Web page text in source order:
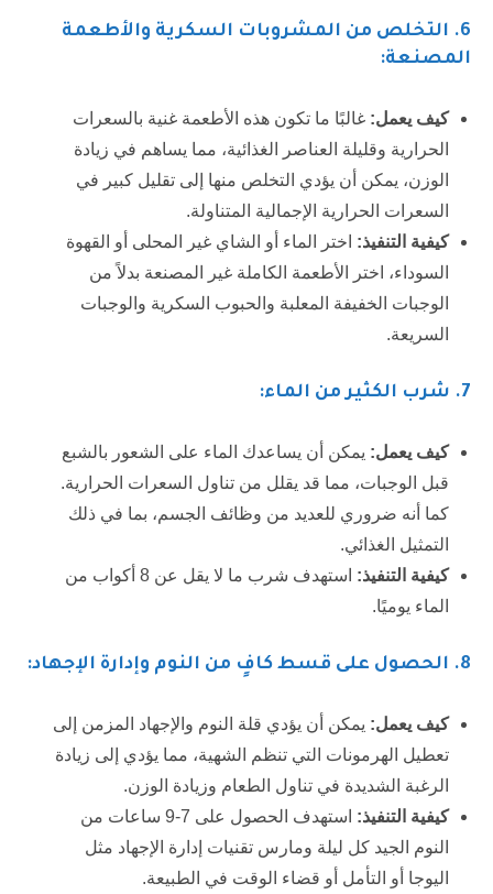
6. التخلص من المشروبات السكرية والأطعمة
المصنعة:
كيف يعمل: غالبًا ما تكون هذه الأطعمة غنية بالسعرات
الحرارية وقليلة العناصر الغذائية، مما يساهم في زيادة
الوزن، يمكن أن يؤدي التخلص منها إلى تقليل كبير في
السعرات الحرارية الإجمالية المتناولة.
كيفية التنفيذ: اختر الماء أو الشاي غير المحلى أو القهوة
السوداء، اختر الأطعمة الكاملة غير المصنعة بدلاً من
الوجبات الخفيفة المعلبة والحبوب السكرية والوجبات
السريعة.
7. شرب الكثير من الماء:
كيف يعمل: يمكن أن يساعدك الماء على الشعور بالشبع
قبل الوجبات، مما قد يقلل من تناول السعرات الحرارية.
كما أنه ضروري للعديد من وظائف الجسم، بما في ذلك
التمثيل الغذائي.
كيفية التنفيذ:
استهدف شرب ما لا يقل عن 8 أكواب من
الماء يوميًا.
8. الحصول على قسط كافٍ من النوم وإدارة الإجهاد:
كيف يعمل: يمكن أن يؤدي قلة النوم والإجهاد المزمن إلى
تعطيل الهرمونات التي تنظم الشهية، مما يؤدي إلى زيادة
الرغبة الشديدة في تناول الطعام وزيادة الوزن.
كيفية التنفيذ:
استهدف الحصول على 7-9 ساعات من
النوم الجيد كل ليلة ومارس تقنيات إدارة الإجهاد مثل
اليوجا أو التأمل أو قضاء الوقت في الطبيعة.